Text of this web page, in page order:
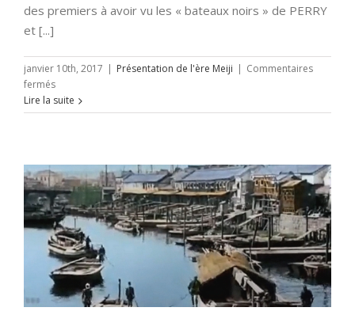
des premiers à avoir vu les « bateaux noirs » de PERRY
et [...]
janvier 10th, 2017 Présentation de l'ère Meiji
Commentaires
ferméssur
La
légende
(épisode
1/12)
Lire la suite